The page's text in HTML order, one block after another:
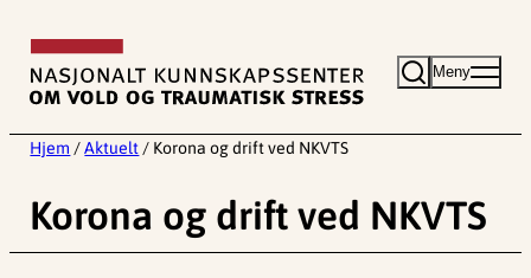
innhold
Meny
Hjem / Aktuelt / Korona og drift ved NKVTS
Korona og drift ved NKVTS